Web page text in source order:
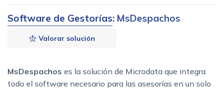
Software de Gestorías: MsDespachos
Valorar solución
MsDespachos es la solución de Microdata que integra
todo el software necesario para las asesorías en un solo